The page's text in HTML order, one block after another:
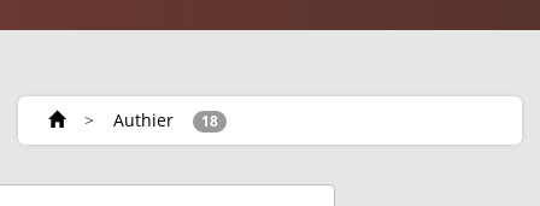
> Authier 18